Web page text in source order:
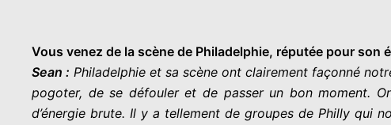
Vous venez de la scène de Philadelphie, réputée pour
Sean : Philadelphie et sa scène ont clairement façonné
pogoter, de se défouler et de passer un bon moment.
d’énergie brute. Il y a tellement de groupes de Philly qui